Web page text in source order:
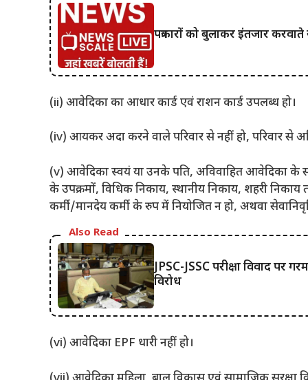
पत्रकारों को बुलाकर इंतजार
(ii) आवेदिका का आधार कार्ड एवं राशन कार्ड उपलब्ध हो।
(iv) आयकर अदा करने वाले परिवार से नहीं हो, परिवार से
(v) आवेदिका स्वयं या उनके पति, अविवाहित आवेदिका के
के उपक्रमों, विधिक निकाय, स्थानीय निकाय, शहरी निकाय
कर्मी/मानदेय कर्मी के रुप में नियोजित न हो, अथवा
Also Read
JPSC-JSSC परीक्षा विवाद पर
विरोध
(vi) आवेदिका EPF धारी नहीं हो।